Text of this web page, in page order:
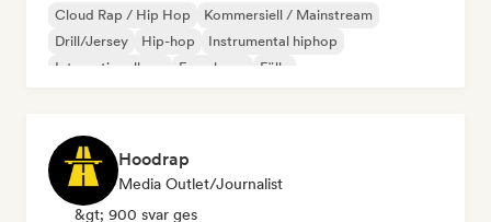
Cloud Rap / Hip Hop
Kommersiell / Mainstream
Drill/Jersey
Hip-hop
Instrumental hiphop
Internationell rap
Fransk rap Fälla
Hoodrap
Media Outlet/Journalist
&gt; 900 svar ges